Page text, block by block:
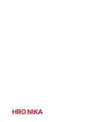
HRONIKA